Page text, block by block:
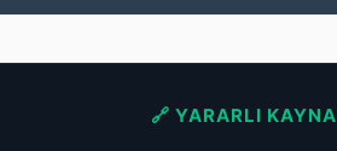
🔗 YARARLI